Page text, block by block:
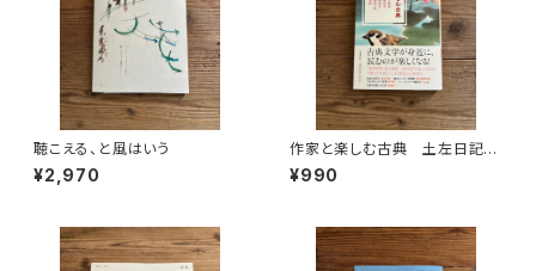
聴こえる、と風はいう
¥2,970
作家と楽しむ古典 土左日記
堤中納言物語 枕草子 方丈記 徒
然草
¥990